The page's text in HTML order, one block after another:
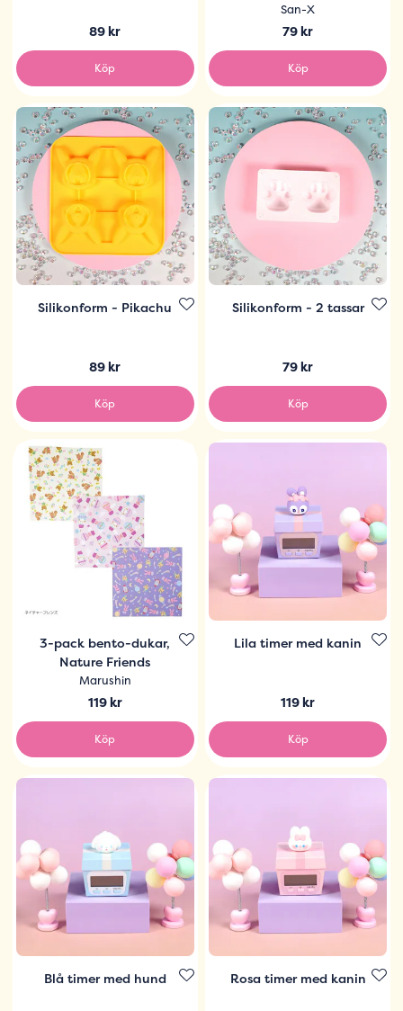
89 kr
Köp
San-X
79 kr
Köp
Silikonform - Pikachu
89 kr
Köp
Silikonform - 2 tassar
79 kr
Köp
3-pack bento-dukar,
Nature Friends
Marushin
119 kr
Köp
Lila timer med kanin
119 kr
Köp
Blå timer med hund Rosa timer med kanin